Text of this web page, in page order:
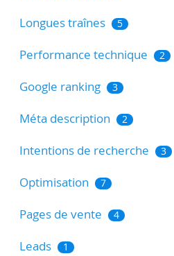
Longues traînes 5
Performance technique 2
Google ranking 3
Méta description 2
Intentions de recherche 3
Optimisation 7
Pages de vente 4
Leads 1